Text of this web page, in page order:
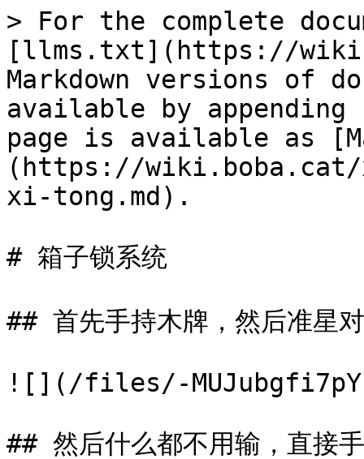
> For the complete
[llms.txt](https://
Markdown versions of
available by
page is available as
(https://
xi-tong.md).
# 箱子锁系统
## 首先手持木牌，然后准星
![](/files/-
## 然后什么都不用输，直接